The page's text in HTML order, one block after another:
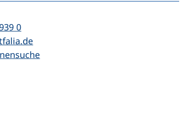
0(startet einen Telefonanruf, wenn Ihr
(öffnet Ihr E-Mail-Programm)